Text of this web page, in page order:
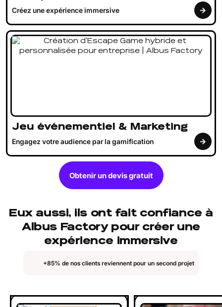
Créez une expérience immersive
Jeu événementiel & Marketing
Engagez votre audience par la gamification
Obtenir un devis gratuit
Eux aussi, ils ont fait confiance à
Albus Factory pour créer une
expérience immersive
+85% de nos clients reviennent pour un second projet